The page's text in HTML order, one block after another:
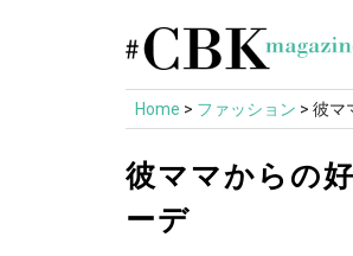
content
Home > ファッション >彼マ
彼ママからの
ーデ